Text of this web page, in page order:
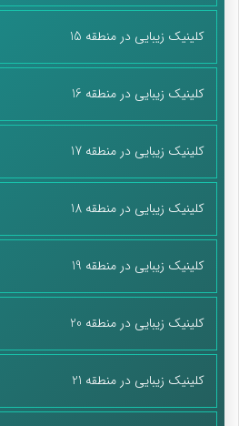
کلینیک زیبایی در منطقه 15
کلینیک زیبایی در منطقه 16
کلینیک زیبایی در منطقه 17
کلینیک زیبایی در منطقه 18
کلینیک زیبایی در منطقه 19
کلینیک زیبایی در منطقه 20
کلینیک زیبایی در منطقه 21